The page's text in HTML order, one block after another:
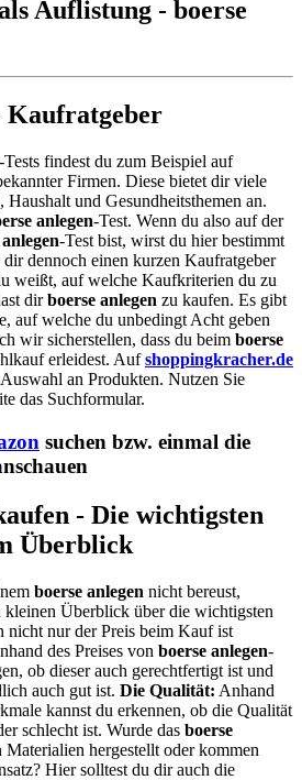
Auflistung - boerse
Kaufratgeber
-Tests findest du zum Beispiel auf
Firmen. Diese bietet dir viele
und Gesundheitsthemen an.
anlegen-Test. Wenn du also auf der
-Test bist, wirst du hier bestimmt
dennoch einen kurzen Kaufratgeber
weißt, auf welche Kaufkriterien du zu
dirboerse anlegen zu kaufen. Es gibt
auf welche du unbedingt Acht geben
wir sicherstellen, dass du beim boerse
erleidest. Aufshoppingkracher.de
an Produkten. Nutzen Sie
das Suchformular.
suchen bzw. einmal die
- Die wichtigsten
Überblick
boerse anlegen nicht bereust,
Überblick über die wichtigsten
nicht nur der Preis beim Kauf ist
des Preises von boerse anlegen-
ob dieser auch gerechtfertigt ist und
auch gut ist. Die Qualität: Anhand
kannst du erkennen, ob die Qualität
schlecht ist. Wurde das boerse
Materialien hergestellt oder kommen
Hier solltest du dir auch die